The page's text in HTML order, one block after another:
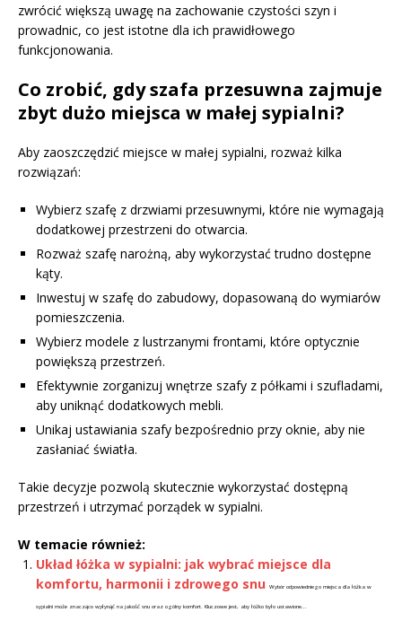
zwrócić większą uwagę na zachowanie czystości szyn i
prowadnic, co jest istotne dla ich prawidłowego
funkcjonowania.
Co zrobić, gdy szafa przesuwna zajmuje
zbyt dużo miejsca w małej sypialni?
Aby zaoszczędzić miejsce w małej sypialni, rozważ kilka
rozwiązań:
Wybierz szafę z drzwiami przesuwnymi, które nie wymagają
dodatkowej przestrzeni do otwarcia.
Rozważ szafę narożną, aby wykorzystać trudno dostępne
kąty.
Inwestuj w szafę do zabudowy, dopasowaną do wymiarów
pomieszczenia.
Wybierz modele z lustrzanymi frontami, które optycznie
powiększą przestrzeń.
Efektywnie zorganizuj wnętrze szafy z półkami i szufladami,
aby uniknąć dodatkowych mebli.
Unikaj ustawiania szafy bezpośrednio przy oknie, aby nie
zasłaniać światła.
Takie decyzje pozwolą skutecznie wykorzystać dostępną
przestrzeń i utrzymać porządek w sypialni.
W temacie również:
Układ łóżka w sypialni: jak wybrać miejsce dla
komfortu, harmonii i zdrowego snu
Wybór odpowiedniego miejsca dla łóżka w
sypialni może znacząco wpłynąć na jakość snu oraz ogólny komfort. Kluczowe jest, aby łóżko było ustawione...